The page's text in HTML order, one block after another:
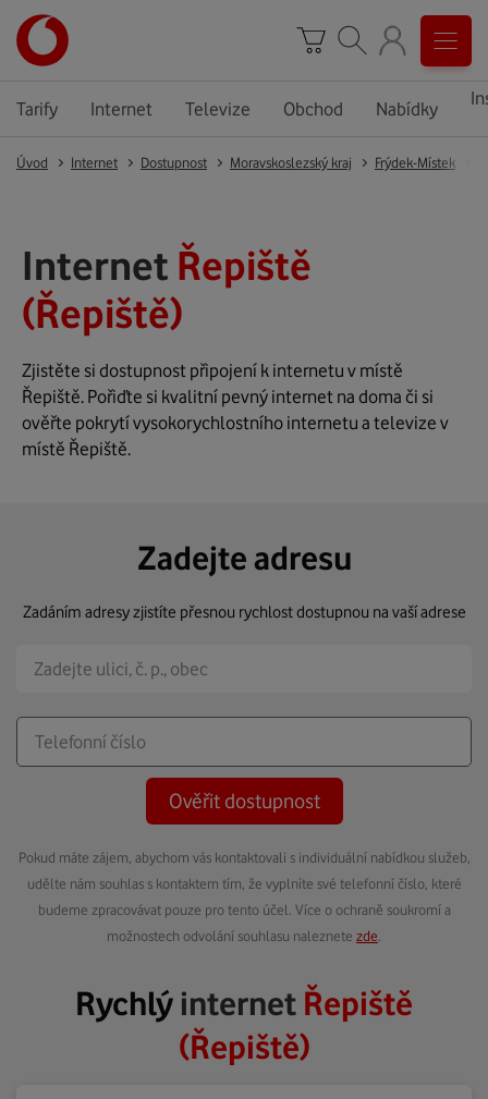
Tarify Internet Televize Obchod Nabídky
Úvod Internet Dostupnost Moravskoslezský kraj Frýdek-Místek
Internet Řepiště
(Řepiště)
Zjistěte si dostupnost připojení k internetu v místě
Řepiště. Pořiďte si kvalitní pevný internet na doma či si
ověřte pokrytí vysokorychlostního internetu a televize v
místě Řepiště.
Zadejte adresu
Zadáním adresy zjistíte přesnou rychlost dostupnou na vaší adrese
Ověřit dostupnost
Pokud máte zájem, abychom vás kontaktovali s individuální nabídkou služeb,
udělte nám souhlas s kontaktem tím, že vyplníte své telefonní číslo, které
budeme zpracovávat pouze pro tento účel. Více o ochraně soukromí a
možnostech odvolání souhlasu naleznete zde
Rychlýinternet Řepiště
(Řepiště)